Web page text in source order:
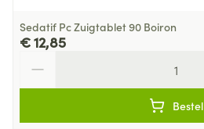
Sedatif Pc Zuigtablet 90 Boiron
€ 12,85
Bestel